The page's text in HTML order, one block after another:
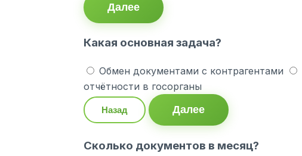
Далее
Какая основная задача?
Обмен документами с контрагентами
отчётности в госорганы
Назад Далее
Сколько документов в месяц?